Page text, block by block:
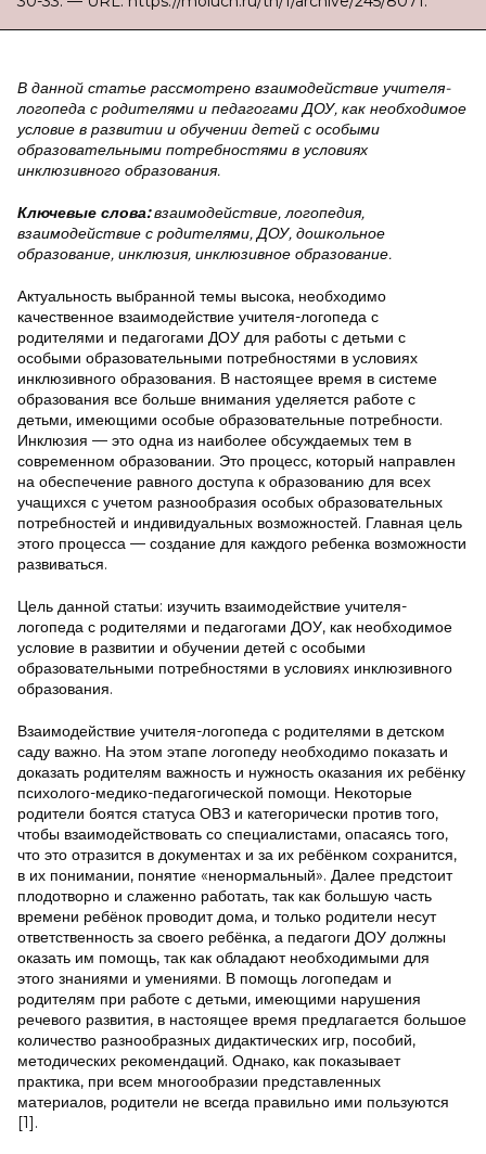
В данной статье рассмотрено взаимодействие учителя-
логопеда с родителями и педагогами ДОУ, как необходимое
условие в развитии и обучении детей с особыми
образовательными потребностями в условиях
инклюзивного образования.
Ключевые слова:взаимодействие, логопедия,
взаимодействие с родителями, ДОУ, дошкольное
образование, инклюзия, инклюзивное образование.
Актуальность выбранной темы высока, необходимо
качественное взаимодействие учителя-логопеда с
родителями и педагогами ДОУ для работы с детьми с
особыми образовательными потребностями в условиях
инклюзивного образования. В настоящее время в системе
образования все больше внимания уделяется работе с
детьми, имеющими особые образовательные потребности.
Инклюзия — это одна из наиболее обсуждаемых тем в
современном образовании. Это процесс, который направлен
на обеспечение равного доступа к образованию для всех
учащихся с учетом разнообразия особых образовательных
потребностей и индивидуальных возможностей. Главная цель
этого процесса — создание для каждого ребенка возможности
развиваться.
Цель данной статьи: изучить взаимодействие учителя-
логопеда с родителями и педагогами ДОУ, как необходимое
условие в развитии и обучении детей с особыми
образовательными потребностями в условиях инклюзивного
образования.
Взаимодействие учителя-логопеда с родителями в детском
саду важно. На этом этапе логопеду необходимо показать и
доказать родителям важность и нужность оказания их ребёнку
психолого-медико-педагогической помощи. Некоторые
родители боятся статуса ОВЗ и категорически против того,
чтобы взаимодействовать со специалистами, опасаясь того,
что это отразится в документах и за их ребёнком сохранится,
в их понимании, понятие «ненормальный». Далее предстоит
плодотворно и слаженно работать, так как большую часть
времени ребёнок проводит дома, и только родители несут
ответственность за своего ребёнка, а педагоги ДОУ должны
оказать им помощь, так как обладают необходимыми для
этого знаниями и умениями. В помощь логопедам и
родителям при работе с детьми, имеющими нарушения
речевого развития, в настоящее время предлагается большое
количество разнообразных дидактических игр, пособий,
методических рекомендаций. Однако, как показывает
практика, при всем многообразии представленных
материалов, родители не всегда правильно ими пользуются
[1].